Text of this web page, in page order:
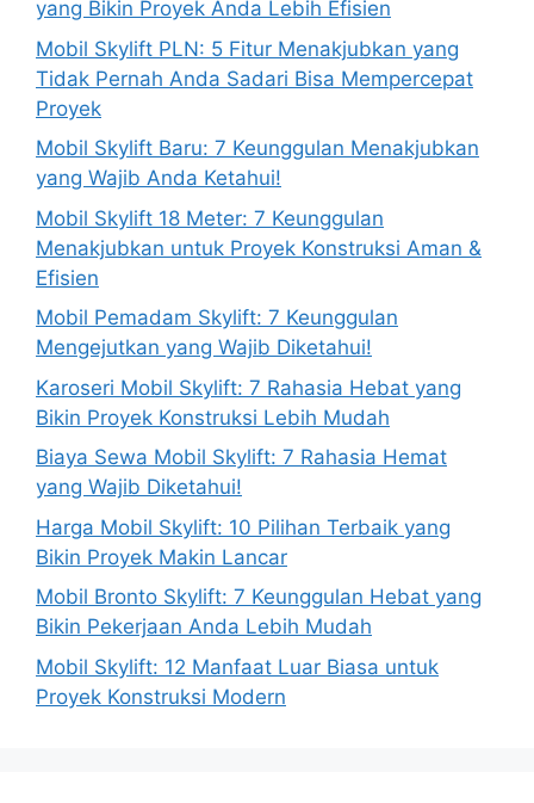
yang Bikin Proyek Anda Lebih Efisien
Mobil Skylift PLN: 5 Fitur Menakjubkan yang
Tidak Pernah Anda Sadari Bisa Mempercepat
Proyek
Mobil Skylift Baru: 7 Keunggulan Menakjubkan
yang Wajib Anda Ketahui!
Mobil Skylift 18 Meter: 7 Keunggulan
Menakjubkan untuk Proyek Konstruksi Aman &
Efisien
Mobil Pemadam Skylift: 7 Keunggulan
Mengejutkan yang Wajib Diketahui!
Karoseri Mobil Skylift: 7 Rahasia Hebat yang
Bikin Proyek Konstruksi Lebih Mudah
Biaya Sewa Mobil Skylift: 7 Rahasia Hemat
yang Wajib Diketahui!
Harga Mobil Skylift: 10 Pilihan Terbaik yang
Bikin Proyek Makin Lancar
Mobil Bronto Skylift: 7 Keunggulan Hebat yang
Bikin Pekerjaan Anda Lebih Mudah
Mobil Skylift: 12 Manfaat Luar Biasa untuk
Proyek Konstruksi Modern